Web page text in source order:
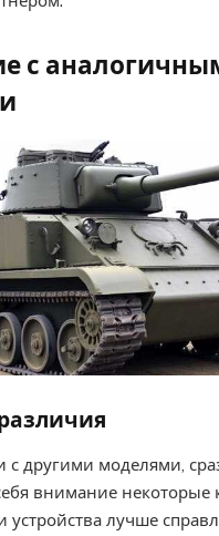
с
с другими моделями,
внимание некоторые
лучше